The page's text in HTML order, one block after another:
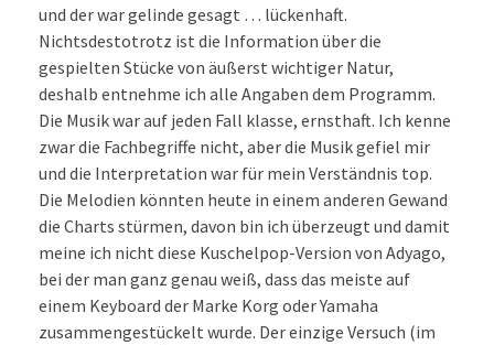
und der war gelinde gesagt … lückenhaft.
Nichtsdestotrotz ist die Information über die
gespielten Stücke von äußerst wichtiger Natur,
deshalb entnehme ich alle Angaben dem Programm.
Die Musik war auf jeden Fall klasse, ernsthaft. Ich kenne
zwar die Fachbegriffe nicht, aber die Musik gefiel mir
und die Interpretation war für mein Verständnis top.
Die Melodien könnten heute in einem anderen Gewand
die Charts stürmen, davon bin ich überzeugt und damit
meine ich nicht diese Kuschelpop-Version von Adyago,
bei der man ganz genau weiß, dass das meiste auf
einem Keyboard der Marke Korg oder Yamaha
zusammengestückelt wurde. Der einzige Versuch (im